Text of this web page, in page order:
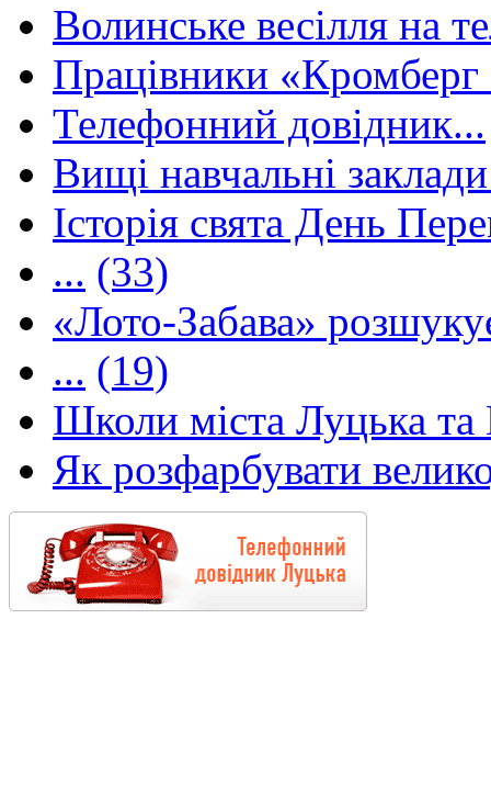
Волинське весілля на
Працівники
Телефонний довідник...
Вищі навчальні
Історія свята День
... (33)
«Лото-Забава»
... (19)
Школи міста Луцька та
Як розфарбувати